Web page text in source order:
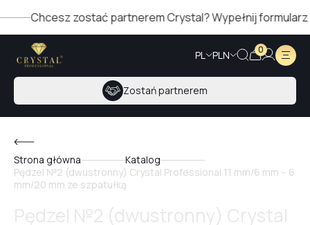
Chcesz zostać partnerem Crystal? Wypełnij formularz
PL PLN 0
Zostań partnerem
Strona główna
Katalog
Pędzel №2 (dwustronny) Crystal Professional 11 mm/6 mm – 6
mm/20 mm ze szpatułką